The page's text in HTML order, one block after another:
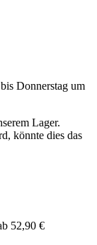
Donnerstag um
Lager.
könnte dies das
52,90 €